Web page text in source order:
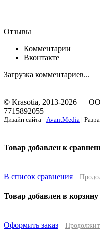
Отзывы
Комментарии
Вконтакте
Загрузка комментариев...
© Krasotia, 2013-2026 —
7715892055
Дизайн сайта - AvantMedia |
Товар добавлен к
В список сравнения
Товар добавлен в корзину
Оформить заказ